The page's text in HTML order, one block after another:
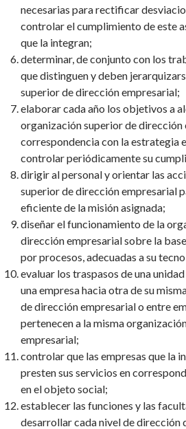
necesarias para rectificar
controlar el cumplimiento de este
que la integran;
determinar, de conjunto con los
que distinguen y deben
superior de dirección empresarial;
elaborar cada año los objetivos a
organización superior de dirección
correspondencia con la estrategia
controlar periódicamente su
dirigir al personal y orientar las
superior de dirección empresarial
eficiente de la misión asignada;
diseñar el funcionamiento de la
dirección empresarial sobre la
por procesos, adecuadas a su
evaluar los traspasos de una
una empresa hacia otra de su
de dirección empresarial o entre
pertenecen a la misma
empresarial;
controlar que las empresas que la
presten sus servicios en
en el objeto social;
establecer las funciones y las
desarrollar cada nivel de dirección